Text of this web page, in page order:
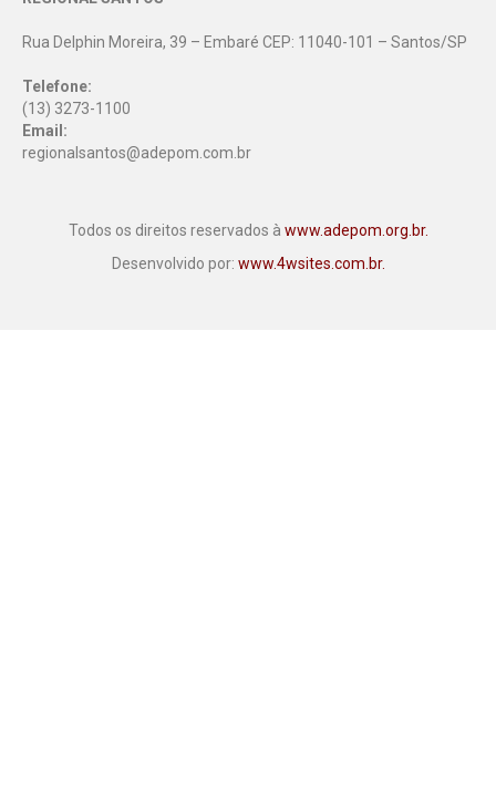
Rua Delphin Moreira, 39 – Embaré CEP: 11040-101 – Santos/SP
Telefone:
(13) 3273-1100
Email:
regionalsantos@adepom.com.br
Todos os direitos reservados à www.adepom.org.br.
Desenvolvido por: www.4wsites.com.br.